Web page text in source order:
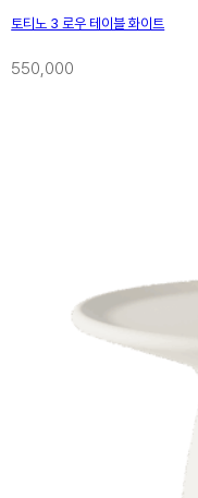
토티노 3 로우 테이블 화이트
550,000